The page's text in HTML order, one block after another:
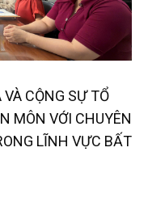
CỘNG SỰ TỔ
MÔN VỚI CHUYÊN
LĨNH VỰC BẤT